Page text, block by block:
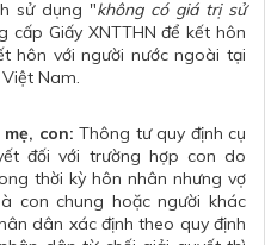
sử dụng "không có giá trị sử
cấp Giấy XNTTHN để kết hôn
hôn với người nước ngoài tại
Nam.
con: Thông tư quy định cụ
đối với trường hợp con do
thời kỳ hôn nhân nhưng vợ
con chung hoặc người khác
dân xác định theo quy định